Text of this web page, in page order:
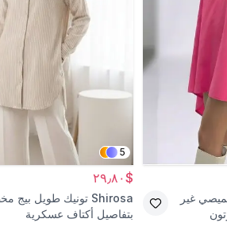
غير
5
$٢٩٫٨٠
Shirosa تونيك طويل بيج
بتفاصيل أكتاف عسكرية